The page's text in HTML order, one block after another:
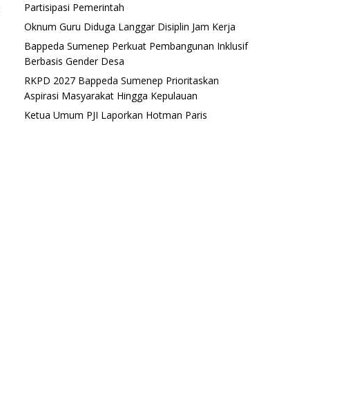
Partisipasi Pemerintah
Oknum Guru Diduga Langgar Disiplin Jam Kerja
Bappeda Sumenep Perkuat Pembangunan Inklusif
Berbasis Gender Desa
RKPD 2027 Bappeda Sumenep Prioritaskan
Aspirasi Masyarakat Hingga Kepulauan
Ketua Umum PJI Laporkan Hotman Paris